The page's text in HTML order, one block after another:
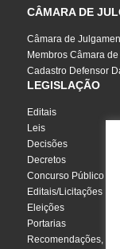
CÂMARA DE
Câmara de
Membros Câmara
Cadastro Defensor
LEGISLAÇÃO
Editais
Leis
Decisões
Decretos
Concurso Público
Editais/Licitações
Eleições
Portarias
Recomendações,